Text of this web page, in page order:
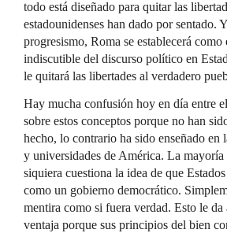
todo está diseñado para quitar las
estadounidenses han dado por sentado.
progresismo, Roma se establecerá como
indiscutible del discurso político en
le quitará las libertades al verdadero
Hay mucha confusión hoy en día entre
sobre estos conceptos porque no han
hecho, lo contrario ha sido enseñado en
y universidades de América. La mayoría
siquiera cuestiona la idea de que
como un gobierno democrático.
mentira como si fuera verdad. Esto le da
ventaja porque sus principios del bien